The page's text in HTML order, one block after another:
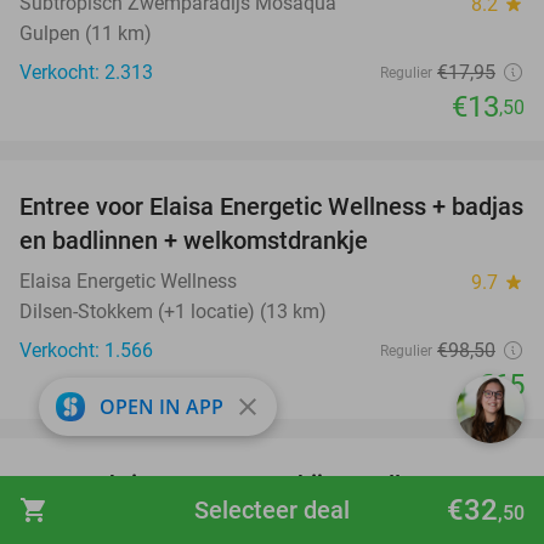
shopping_cart €32,50
Selecteer deal
Gulpen (11 km)
Verkocht: 2.313
Regulier €17,95
€13,50
34%
Entree voor Elaisa Energetic Wellness + badjas
en badlinnen + welkomstdrankje
Elaisa Energetic Wellness 9.7 star
Dilsen-Stokkem (+1 locatie) (13 km)
Verkocht: 1.566
Regulier €98,50
€65
33%
favorite_border
Overnachting voor 2 + ontbijt + wellness +
gratis parkeren + borrelplank + meer in
OPEN IN APP close